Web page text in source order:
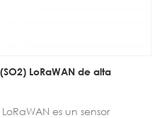
LoRaWAN de alta
es un sensor